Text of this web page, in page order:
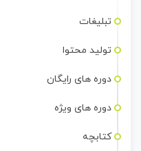
تبلیغات
تولید محتوا
دوره های رایگان
دوره های ویژه
کتابچه